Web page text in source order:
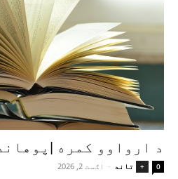
د ارواوو کمره
+ تاند - اګست 2, 2026 0